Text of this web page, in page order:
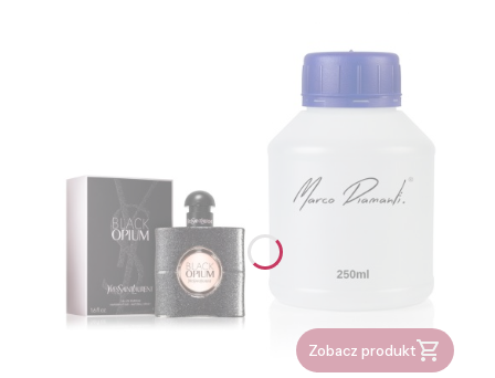
Zobacz produkt